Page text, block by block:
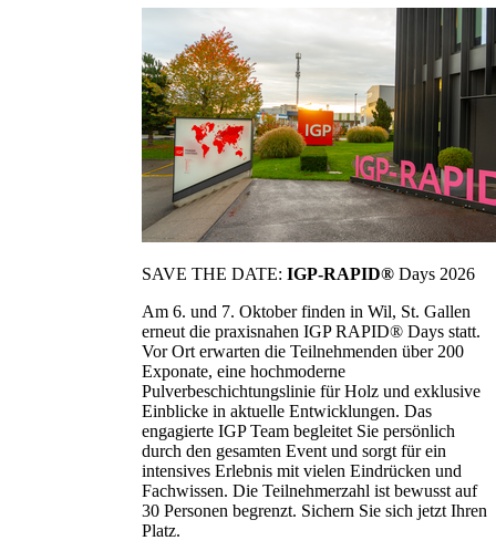
SAVE THE DATE: IGP-RAPID® Days 2026
Am 6. und 7. Oktober finden in Wil, St. Gallen
erneut die praxisnahen IGP RAPID® Days statt.
Vor Ort erwarten die Teilnehmenden über 200
Exponate, eine hochmoderne
Pulverbeschichtungslinie für Holz und exklusive
Einblicke in aktuelle Entwicklungen. Das
engagierte IGP Team begleitet Sie persönlich
durch den gesamten Event und sorgt für ein
intensives Erlebnis mit vielen Eindrücken und
Fachwissen. Die Teilnehmerzahl ist bewusst auf
30 Personen begrenzt. Sichern Sie sich jetzt Ihren
Platz.